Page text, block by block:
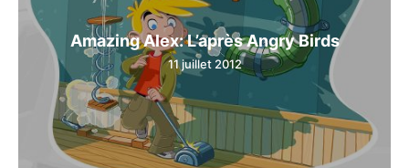
Amazing Alex: L’après Angry Birds
11 juillet 2012